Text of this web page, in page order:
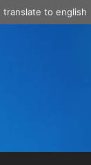
translate to english